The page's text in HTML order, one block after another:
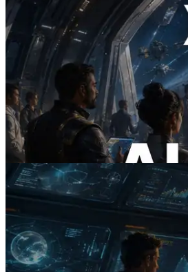
2026.07.04
ERPC x402 destekli
yayınladı — AI
duydukları API'ler için
yaptığı dönem
Bu makaleyi oku